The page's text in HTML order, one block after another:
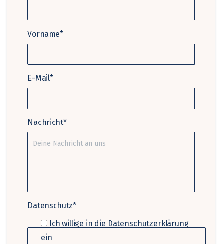
Vorname*
E-Mail*
Nachricht*
Datenschutz*
Ich willige in die Datenschutzerklärung
ein